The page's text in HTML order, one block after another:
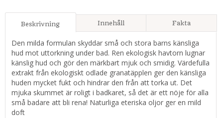
Beskrivning Innehåll Fakta
Den milda formulan skyddar små och stora barns känsliga
hud mot uttorkning under bad. Ren ekologisk havtorn lugnar
känslig hud och gör den märkbart mjuk och smidig. Värdefulla
extrakt från ekologiskt odlade granatäpplen ger den känsliga
huden mycket fukt och hindrar den från att torka ut. Det
mjuka skummet är roligt i badkaret, så det är ett nöje för alla
små badare att bli rena! Naturliga eteriska oljor ger en mild
doft